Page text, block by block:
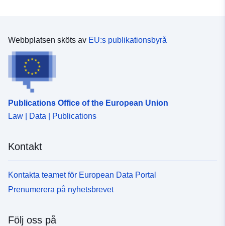
Webbplatsen sköts av EU:s publikationsbyrå
Publications Office of the European Union
Law | Data | Publications
Kontakt
Kontakta teamet för European Data Portal
Prenumerera på nyhetsbrevet
Följ oss på